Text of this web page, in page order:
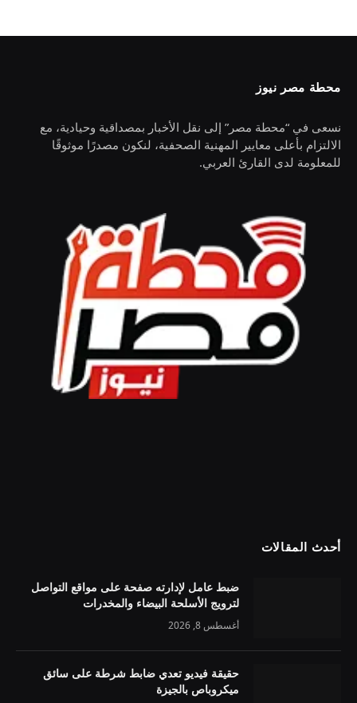
محطة مصر نيوز
نسعى في “محطة مصر” إلى نقل الأخبار بمصداقية وحيادية، مع
الالتزام بأعلى معايير المهنية الصحفية، لنكون مصدرًا موثوقًا
للمعلومة لدى القارئ العربي.
أحدث المقالات
ضبط عامل لإدارته صفحة على مواقع التواصل
لترويج الأسلحة البيضاء والمخدرات
أغسطس 8, 2026
حقيقة فيديو تعدي ضابط شرطة على سائق
ميكروباص بالجيزة